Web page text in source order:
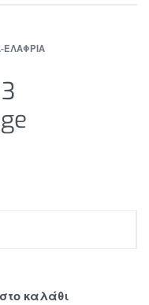
ΕΛΑΦΡΙΑ
καλάθι